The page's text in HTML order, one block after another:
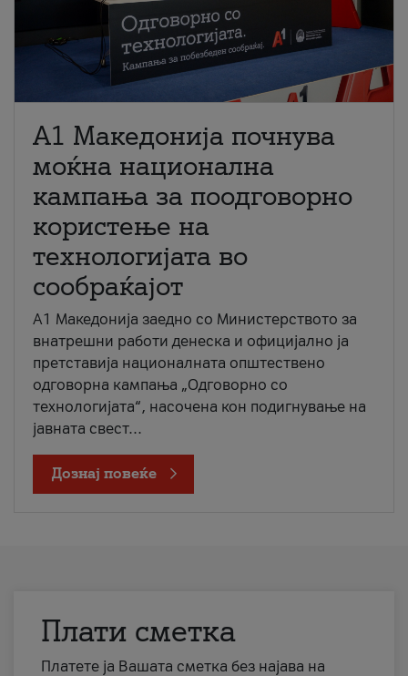
A1 Македонија почнува
моќна национална
кампања за поодговорно
користење на
технологијата во
сообраќајот
A1 Македонија заедно со Министерството за
внатрешни работи денеска и официјално ја
претставија националната општествено
одговорна кампања „Одговорно со
технологијата“, насочена кон подигнување на
јавната свест...
Дознај повеќе
Плати сметка
Платете ја Вашата сметка без најава на